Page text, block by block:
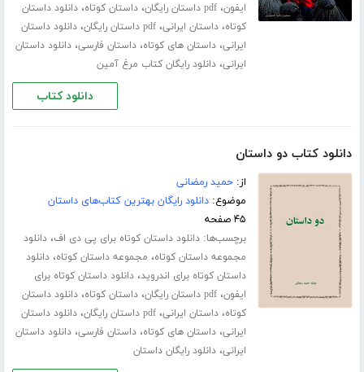
ایفون،pdf داستان رایگان ،داستان کوتاه،دانلود داستان
کوتاه،داستان ایرانی،pdf داستان رایگان ،دانلود داستان
ایرانی،داستان های کوتاه،داستان فارسی،دانلود داستان
ایرانی،دانلود رایگان کتاب مرغ آمین
دانلود کتاب
دانلود کتاب دو داستان
از:حمید رمضانی
موضوع:دانلود رایگان بهترین کتاب‌های داستان
۴۵ صفحه
برچسب‌ها:دانلود داستان کوتاه برای پی دی اف،دانلود
مجموعه داستان کوتاه، مجموعه داستان کوتاه،دانلود
داستان کوتاه برای اندروید،دانلود داستان کوتاه برای
ایفون،pdf داستان رایگان ،داستان کوتاه،دانلود داستان
کوتاه،داستان ایرانی،pdf داستان رایگان ،دانلود داستان
ایرانی،داستان های کوتاه،داستان فارسی،دانلود داستان
ایرانی،دانلود رایگان داستان